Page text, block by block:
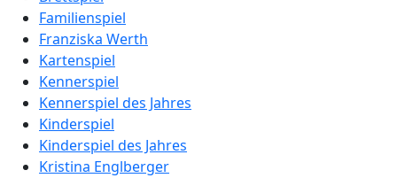
Familienspiel
Franziska Werth
Kartenspiel
Kennerspiel
Kennerspiel des Jahres
Kinderspiel
Kinderspiel des Jahres
Kristina Englberger